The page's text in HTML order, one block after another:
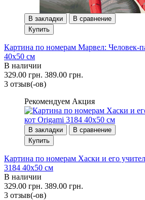
В закладки
В сравнение
Купить
Картина по номерам Марвел: Человек-
40x50 см
В наличии
329.00 грн. 389.00 грн.
3 отзыв(-ов)
Рекомендуем Акция
В закладки
В сравнение
Купить
Картина по номерам Хаски и его
3184 40x50 см
В наличии
329.00 грн. 389.00 грн.
3 отзыв(-ов)